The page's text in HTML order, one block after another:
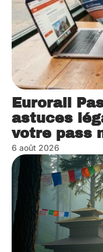
Eurorail
astuces
votre pass
6 août 2026